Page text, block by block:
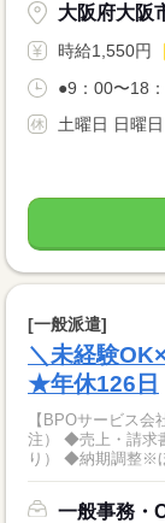
大阪府大阪
時給1,550円
●9：00〜18
土曜日 日曜
[一般派遣]
＼未経験
★年休126日
【BPOサービス
注） ◆売上・請求
り） ◆納期調整※
一般事務・